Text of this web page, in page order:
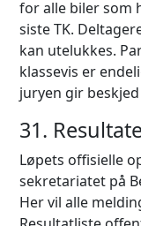
for alle biler som
siste TK.
kan utelukkes.
klassevis er
juryen gir
31.
Løpets offisielle
sekretariatet på
Her vil alle